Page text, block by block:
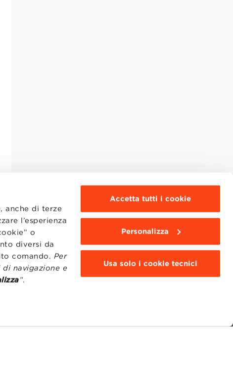
anche di terze
l’esperienza
o
diversi da
comando. Per
navigazione e
”.
Accetta tutti i cookie
Personalizza
Usa solo i cookie tecnici